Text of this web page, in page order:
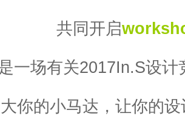
共同开启
一场有关2017In.S设计
你的小马达，让你的设